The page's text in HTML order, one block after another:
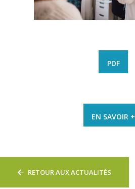
PDF
EN SAVOIR +
RETOUR AUX ACTUALITÉS